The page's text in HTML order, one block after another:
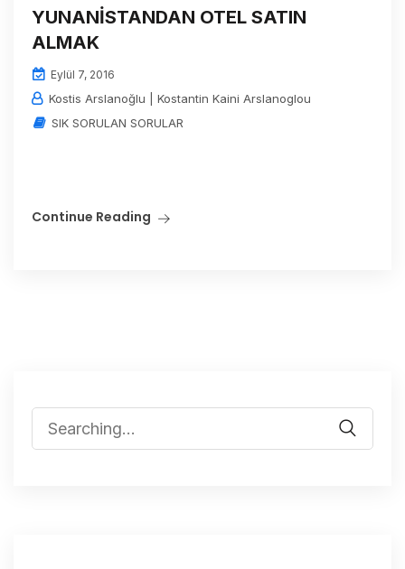
YUNANİSTANDAN OTEL SATIN
ALMAK
Eylül 7, 2016
Kostis Arslanoğlu | Kostantin Kaini Arslanoglou
SIK SORULAN SORULAR
Continue Reading